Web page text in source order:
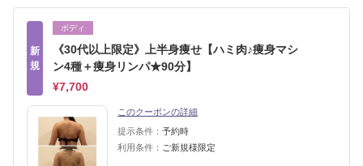
新
規
ボディ
《30代以上限定》上半身痩せ【ハミ肉♪痩身マシ
ン4種＋痩身リンパ★90分】
¥7,700
このクーポンの詳細
提示条件： 予約時
利用条件： ご新規様限定